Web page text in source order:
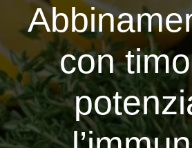
con